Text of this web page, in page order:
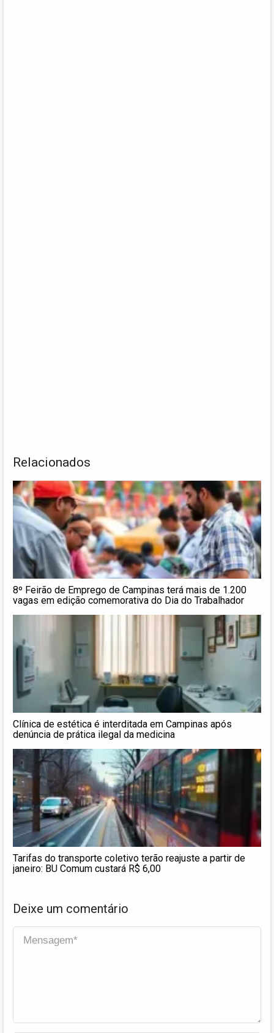
Relacionados
8º Feirão de Emprego de Campinas terá mais de 1.200
vagas em edição comemorativa do Dia do Trabalhador
Clínica de estética é interditada em Campinas após
denúncia de prática ilegal da medicina
Tarifas do transporte coletivo terão reajuste a partir de
janeiro: BU Comum custará R$ 6,00
Deixe um comentário